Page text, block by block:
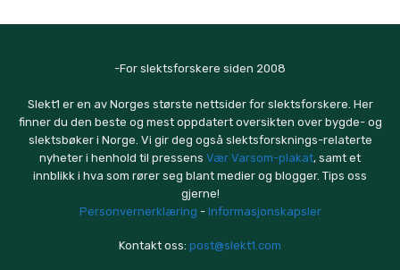
-For slektsforskere siden 2008
Slekt1 er en av Norges største nettsider for slektsforskere. Her
finner du den beste og mest oppdatert oversikten over bygde- og
slektsbøker i Norge. Vi gir deg også slektsforsknings-relaterte
nyheter i henhold til pressens Vær Varsom-plakat, samt et
innblikk i hva som rører seg blant medier og blogger. Tips oss
gjerne!
Personvernerklæring - Informasjonskapsler
Kontakt oss: post@slekt1.com